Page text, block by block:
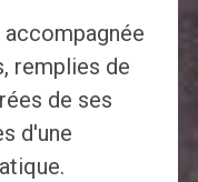
remplies de
de ses
d'une